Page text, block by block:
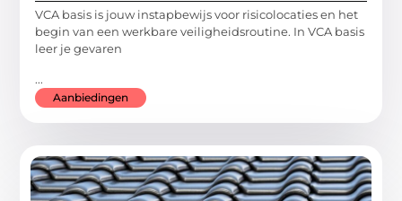
VCA basis is jouw instapbewijs voor risicolocaties en het
begin van een werkbare veiligheidsroutine. In VCA basis
leer je gevaren
...
Aanbiedingen